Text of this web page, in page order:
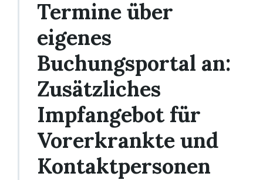
Termine über
eigenes
Buchungsportal an:
Zusätzliches
Impfangebot für
Vorerkrankte und
Kontaktpersonen